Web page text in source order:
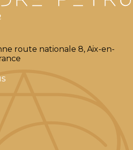
route nationale 8, Aix-en-